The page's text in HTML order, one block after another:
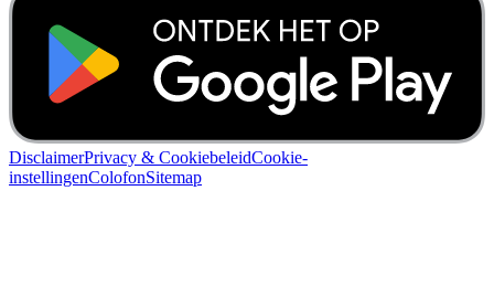
DisclaimerPrivacy & CookiebeleidCookie-
instellingenColofonSitemap